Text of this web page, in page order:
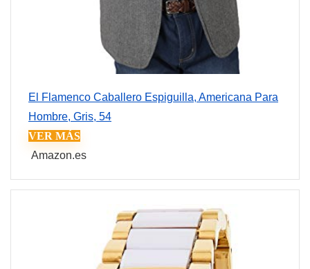
El Flamenco Caballero Espiguilla, Americana Para
Hombre, Gris, 54
VER MÁS
Amazon.es